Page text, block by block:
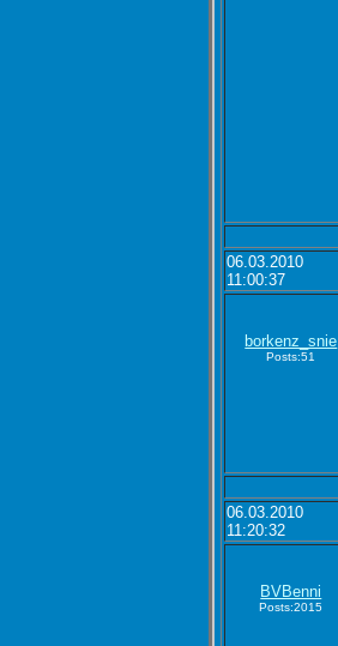
06.03.2010
11:00:37
borkenz_snie
Posts:51
06.03.2010
11:20:32
BVBenni
Posts:2015